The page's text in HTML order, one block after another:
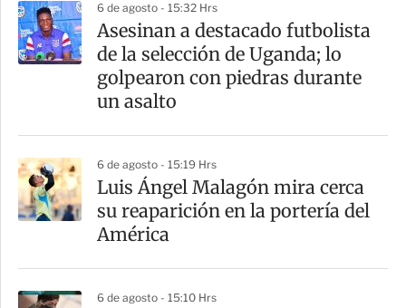
a
r
t
6 de agosto - 15:32 Hrs
Asesinan a destacado futbolista
de la selección de Uganda; lo
golpearon con piedras durante
un asalto
6 de agosto - 15:19 Hrs
Luis Ángel Malagón mira cerca
su reaparición en la portería del
América
6 de agosto - 15:10 Hrs